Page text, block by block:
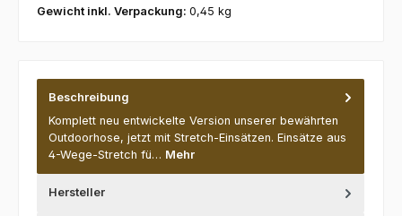
Gewicht inkl. Verpackung: 0,45 kg
Beschreibung
Komplett neu entwickelte Version unserer bewährten
Outdoorhose, jetzt mit Stretch-Einsätzen. Einsätze aus
4-Wege-Stretch fü… Mehr
Hersteller